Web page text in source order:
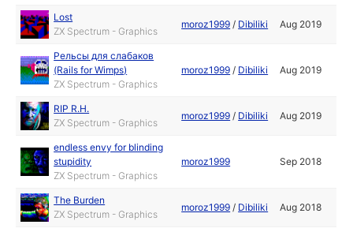
Lost
ZX Spectrum - Graphics
moroz1999 / Dibiliki Aug 2019
Рельсы для слабаков
(Rails for Wimps)
ZX Spectrum - Graphics
moroz1999 / Dibiliki Aug 2019
RIP R.H.
ZX Spectrum - Graphics
moroz1999 / Dibiliki Aug 2019
endless envy for blinding
stupidity
ZX Spectrum - Graphics
moroz1999 Sep 2018
The Burden
ZX Spectrum - Graphics
moroz1999 / Dibiliki Aug 2018